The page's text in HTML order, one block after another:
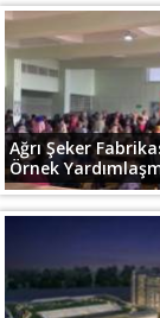
Ağrı Şeker
Örnek